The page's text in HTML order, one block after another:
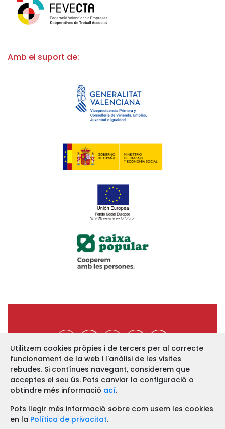
Amb el suport de:
https://www.ucev.coop
C/ Arquebisbe Majoral, 11-B
46002 VALÈNCIA
Telf. 963 52 13 86 Fax. 963 51 12 68
Avís legal
Utilitzem cookies pròpies i de tercers per al correcte
funcionament de la web i l'anàlisi de les visites
rebudes. Si contínues navegant, considerem que
acceptes el seu ús. Pots canviar la configuració o
obtindre més informació ací.
Pots llegir més informació sobre com usem les cookies
en la Política de privacitat.